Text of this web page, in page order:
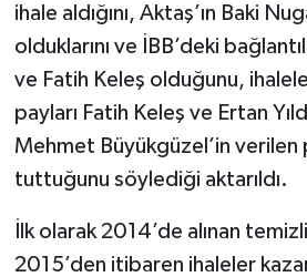
ihale aldığını, Aktaş’ın Baki
olduklarını ve İBB’deki
ve Fatih Keleş olduğunu,
payları Fatih Keleş ve Ertan
Mehmet Büyükgüzel’in verilen
tuttuğunu söylediği aktarıldı.
İlk olarak 2014’de alınan
2015’den itibaren ihaleler